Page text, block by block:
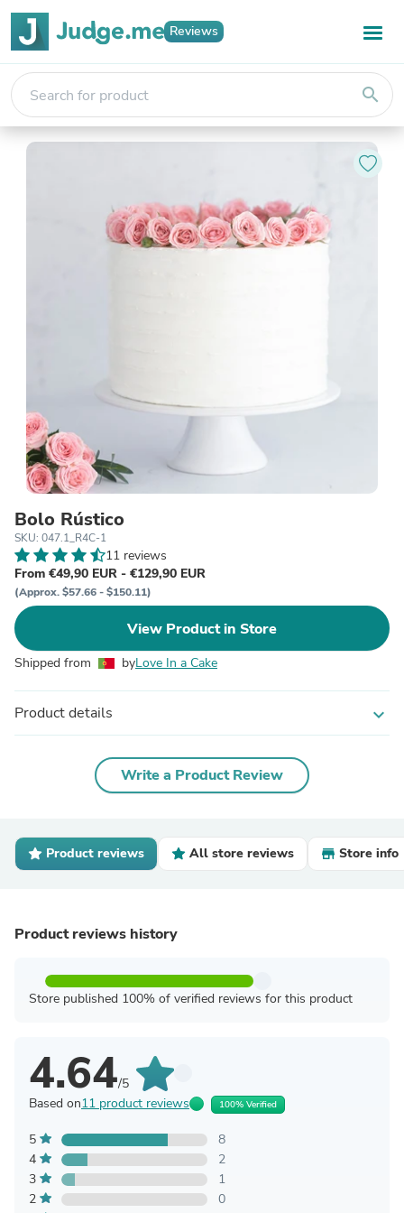
Reviews
search
Bolo Rústico
SKU: 047.1_R4C-1
11 reviews
From €49,90 EUR - €129,90 EUR
(Approx. $57.66 - $150.11)
View Product in Store
Shipped from byLove In a Cake
Product details expand_more
Write a Product Review
Product reviews All store reviews Store info
Product reviews history
Store published 100% of verified reviews for this product
4.64/5
Based on11 product reviews 100% Verified
5
8
4
2
3
1
2
0